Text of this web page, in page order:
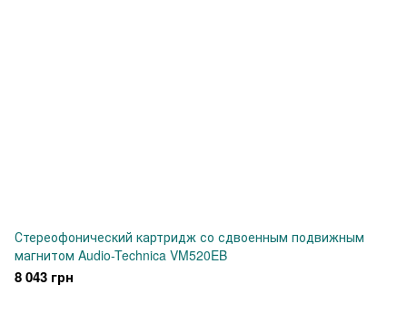
Стереофонический картридж со сдвоенным подвижным
магнитом Audio-Technica VM520EB
8 043 грн